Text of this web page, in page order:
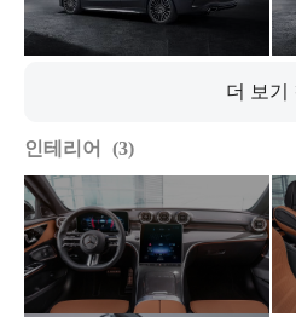
인테리어 3